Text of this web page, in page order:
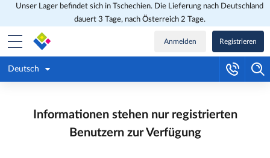
Unser Lager befindet sich in Tschechien. Die Lieferung nach Deutschland
dauert 3 Tage, nach Österreich 2 Tage.
Anmelden Registrieren
Deutsch
Informationen stehen nur registrierten
Benutzern zur Verfügung